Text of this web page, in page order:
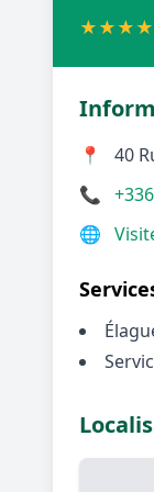
★★★★
📍
40
📞
🌐